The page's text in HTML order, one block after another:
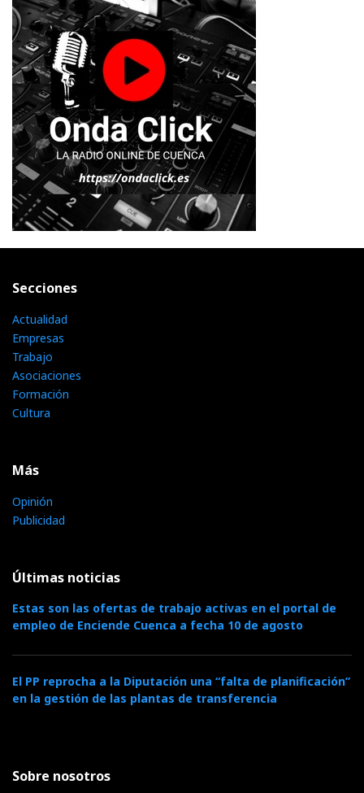
Secciones
Actualidad
Empresas
Trabajo
Asociaciones
Formación
Cultura
Más
Opinión
Publicidad
Últimas noticias
Estas son las ofertas de trabajo activas en el portal de
empleo de Enciende Cuenca a fecha 10 de agosto
El PP reprocha a la Diputación una “falta de planificación”
en la gestión de las plantas de transferencia
Sobre nosotros